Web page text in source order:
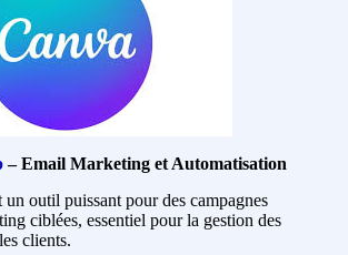
– Email Marketing et Automatisation
outil puissant pour des campagnes
ciblées, essentiel pour la gestion des
clients.